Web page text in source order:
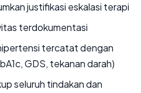
justifikasi eskalasi terapi
terdokumentasi
tercatat dengan
GDS, tekanan darah)
seluruh tindakan dan